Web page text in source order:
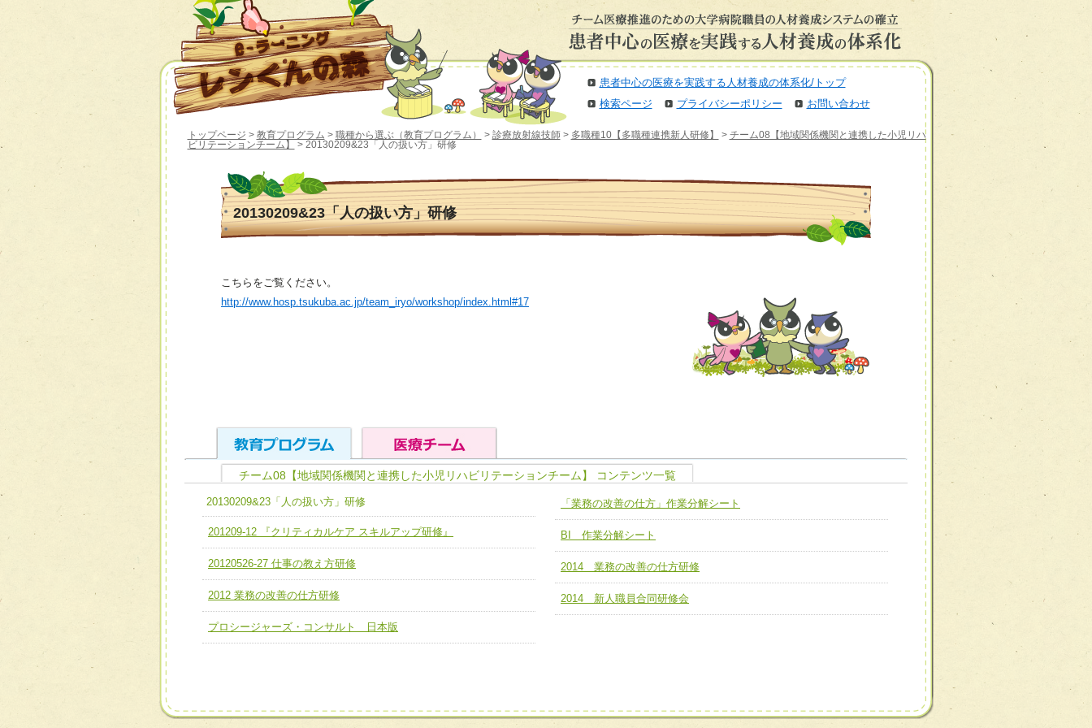
患者中心の医療を実践する人材養成の体系化/トップ
検索ページ
プライバシーポリシー お問い合わせ
トップページ > 教育プログラム > 職種から選ぶ（教育プログラム） > 診療放射線技師> 多職種10【多職種連携新人研修】 > チーム08【地域関係機関と連携した小児リハ
ビリテーションチーム】
> 20130209&23「人の扱い方」研修
20130209&23「人の扱い方」研修
こちらをご覧ください。
http://www.hosp.tsukuba.ac.jp/team_iryo/workshop/index.html#17
ユニット１ 医療人としての基礎能力
全人的医療を実践する医療人として、必要な基礎能力を身につ
ける
ユニット２ チーム医療構成力
ユニット３ 多職種連携力
他職種の視点とスキルを学び、相互理解と連携を深める
ユニット４ 専門能力拡大・向上
各職種のスキルを拡大・向上させ、新たな可能性を広げる
人材養成のためのマネジメントおよび効果的な指導ができる
チーム01【病院内横断的問題解決チーム】
チーム02【地域医療連携推進による高度医療を必要とする在
宅患者等支援チーム】
チーム03【癌患者服薬サポートチーム】
チーム04【口腔ケアチーム】
チーム07【病院職員に対する院内感染対策教育チーム】
チーム14【苦情・クレーム・暴力対応支援チーム】
チーム15【人材養成エキスパートチーム】
チーム08【地域関係機関と連携した小児リハビリテーションチーム】 コンテンツ一覧
20130209&23「人の扱い方」研修
201209-12 『クリティカルケア スキルアップ研修』
20120526-27 仕事の教え方研修
2012 業務の改善の仕方研修
プロシージャーズ・コンサルト 日本版
「業務の改善の仕方」作業分解シート
BI 作業分解シート
2014 業務の改善の仕方研修
2014 新人職員合同研修会